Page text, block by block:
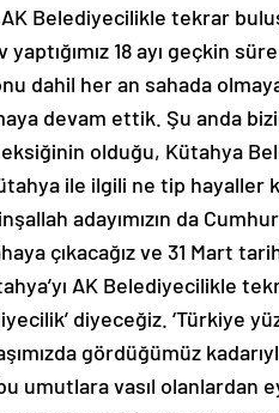
AK Belediyecilikle tekrar
18 ayı geçkin
dahil her an sahada
devam ettik. Şu anda
eksiğinin olduğu, Kütahya
ile ilgili ne tip hayaller
adayımızın da
çıkacağız ve 31 Mart
AK Belediyecilikle
diyeceğiz. ‘Türkiye
gördüğümüz
umutlara vasıl olanlardan